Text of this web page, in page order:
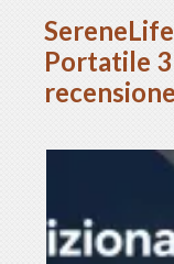
Portatile